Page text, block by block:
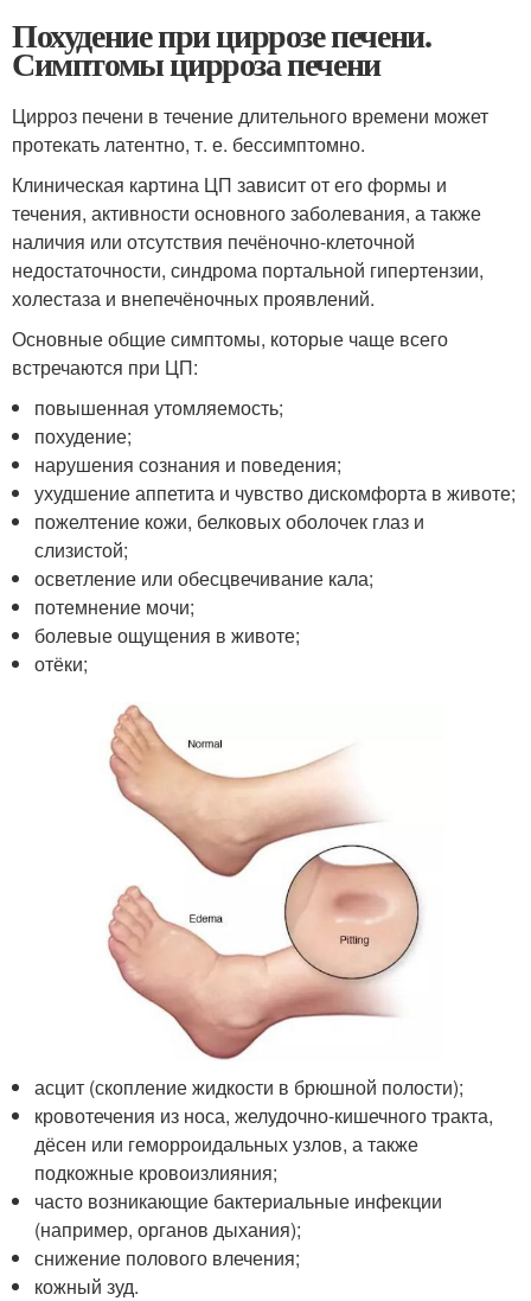
Похудение при циррозе печени.
Симптомы цирроза печени
Цирроз печени в течение длительного времени может
протекать латентно, т. е. бессимптомно.
Клиническая картина ЦП зависит от его формы и
течения, активности основного заболевания, а также
наличия или отсутствия печёночно-клеточной
недостаточности, синдрома портальной гипертензии,
холестаза и внепечёночных проявлений.
Основные общие симптомы, которые чаще всего
встречаются при ЦП:
повышенная утомляемость;
похудение;
нарушения сознания и поведения;
ухудшение аппетита и чувство дискомфорта в животе;
пожелтение кожи, белковых оболочек глаз и
слизистой;
осветление или обесцвечивание кала;
потемнение мочи;
болевые ощущения в животе;
отёки;
асцит (скопление жидкости в брюшной полости);
кровотечения из носа, желудочно-кишечного тракта,
дёсен или геморроидальных узлов, а также
подкожные кровоизлияния;
часто возникающие бактериальные инфекции
(например, органов дыхания);
снижение полового влечения;
кожный зуд.